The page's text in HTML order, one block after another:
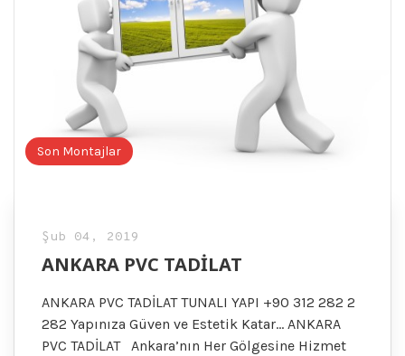
Son Montajlar
Şub 04, 2019
ANKARA PVC TADİLAT
ANKARA PVC TADİLAT TUNALI YAPI +90 312 282 2
282 Yapınıza Güven ve Estetik Katar… ANKARA
PVC TADİLAT Ankara’nın Her Gölgesine Hizmet